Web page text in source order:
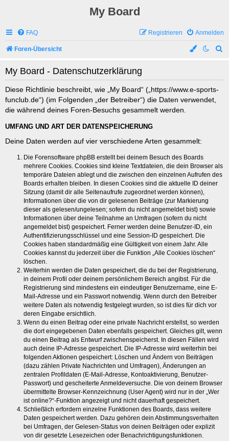
My Board
FAQ Anmelden
Registrieren
Foren-Übersicht
My Board - Datenschutzerklärung
Diese Richtlinie beschreibt, wie „My Board“ („https://www.e-sports-
funclub.de“) (im Folgenden „der Betreiber“) die Daten verwendet,
die während deines Foren-Besuchs gesammelt werden.
UMFANG UND ART DER DATENSPEICHERUNG
Deine Daten werden auf vier verschiedene Arten gesammelt:
Die Forensoftware phpBB erstellt bei deinem Besuch des Boards
mehrere Cookies. Cookies sind kleine Textdateien, die dein Browser als
temporäre Dateien ablegt und die zwischen den einzelnen Aufrufen des
Boards erhalten bleiben. In diesen Cookies sind die aktuelle ID deiner
Sitzung (damit dir alle Seitenaufrufe zugeordnet werden können),
Informationen über die von dir gelesenen Beiträge (zur Markierung
dieser als gelesen/ungelesen; sofern du nicht angemeldet bist) sowie
Informationen über deine Teilnahme an Umfragen (sofern du nicht
angemeldet bist) gespeichert. Ferner werden deine Benutzer-ID, ein
Authentifizierungsschlüssel und eine Session-ID gespeichert. Die
Cookies haben standardmäßig eine Gültigkeit von einem Jahr. Alle
Cookies kannst du jederzeit über die Funktion „Alle Cookies löschen“
löschen.
Weiterhin werden die Daten gespeichert, die du bei der Registrierung,
in deinem Profil oder deinem persönlichem Bereich angibst. Für die
Registrierung sind mindestens ein eindeutiger Benutzername, eine E-
Mail-Adresse und ein Passwort notwendig. Wenn durch den Betreiber
weitere Daten als notwendig festgelegt wurden, so ist dies für dich vor
deren Eingabe ersichtlich.
Wenn du einen Beitrag oder eine private Nachricht erstellst, so werden
die dort eingegebenen Daten ebenfalls gespeichert. Gleiches gilt, wenn
du einen Beitrag als Entwurf zwischenspeicherst. In diesen Fällen wird
auch deine IP-Adresse gespeichert. Die IP-Adresse wird weiterhin bei
folgenden Aktionen gespeichert: Löschen und Ändern von Beiträgen
(dazu zählen Private Nachrichten und Umfragen), Änderungen an
zentralen Profildaten (E-Mail-Adresse, Kontoaktivierung, Benutzer-
Passwort) und gescheiterte Anmeldeversuche. Die von deinem Browser
übermittelte Browser-Kennzeichnung (User Agent) wird nur in der „Wer
ist online?“-Funktion angezeigt und nicht dauerhaft gespeichert.
Schließlich erfordern einzelne Funktionen des Boards, dass weitere
Daten gespeichert werden. Dazu gehören dein Abstimmungsverhalten
bei Umfragen, der Gelesen-Status von deinen Beiträgen oder explizit
von dir gesetzte Lesezeichen oder Benachrichtigungsfunktionen.